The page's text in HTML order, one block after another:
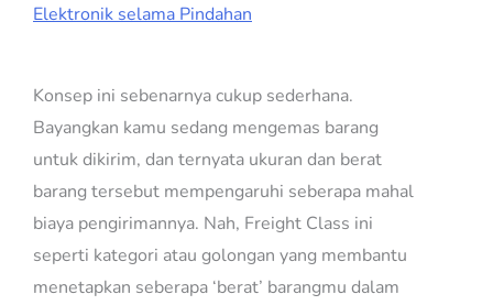
Elektronik selama Pindahan
Konsep ini sebenarnya cukup sederhana.
Bayangkan kamu sedang mengemas barang
untuk dikirim, dan ternyata ukuran dan berat
barang tersebut mempengaruhi seberapa mahal
biaya pengirimannya. Nah, Freight Class ini
seperti kategori atau golongan yang membantu
menetapkan seberapa ‘berat’ barangmu dalam